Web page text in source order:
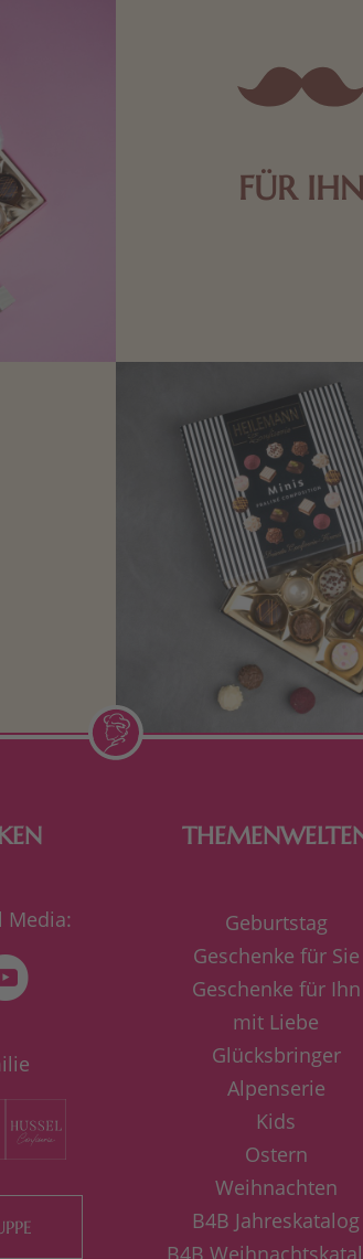
FÜR IHN
Media:
Geburtstag
Geschenke für Sie
Geschenke für Ihn
mit Liebe
Glücksbringer
Alpenserie
Kids
Ostern
Weihnachten
B4B Jahreskatalog
B4B